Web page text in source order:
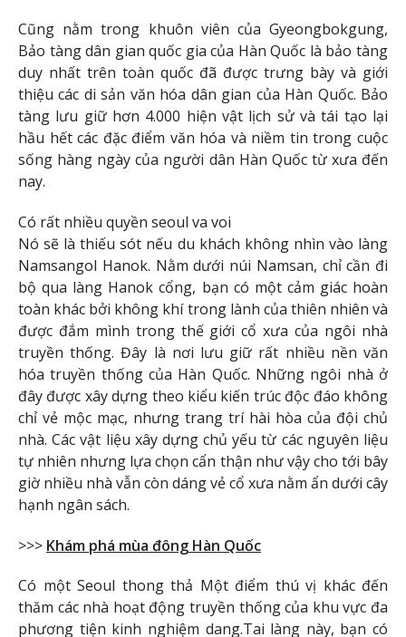
Cũng nằm trong khuôn viên của Gyeongbokgung,
Bảo tàng dân gian quốc gia của Hàn Quốc là bảo tàng
duy nhất trên toàn quốc đã được trưng bày và giới
thiệu các di sản văn hóa dân gian của Hàn Quốc. Bảo
tàng lưu giữ hơn 4.000 hiện vật lịch sử và tái tạo lại
hầu hết các đặc điểm văn hóa và niềm tin trong cuộc
sống hàng ngày của người dân Hàn Quốc từ xưa đến
nay.
Có rất nhiều quyền seoul va voi
Nó sẽ là thiếu sót nếu du khách không nhìn vào làng
Namsangol Hanok. Nằm dưới núi Namsan, chỉ cần đi
bộ qua làng Hanok cổng, bạn có một cảm giác hoàn
toàn khác bởi không khí trong lành của thiên nhiên và
được đắm mình trong thế giới cổ xưa của ngôi nhà
truyền thống. Đây là nơi lưu giữ rất nhiều nền văn
hóa truyền thống của Hàn Quốc. Những ngôi nhà ở
đây được xây dựng theo kiểu kiến ​​trúc độc đáo không
chỉ vẻ mộc mạc, nhưng trang trí hài hòa của đội chủ
nhà. Các vật liệu xây dựng chủ yếu từ các nguyên liệu
tự nhiên nhưng lựa chọn cẩn thận như vậy cho tới bây
giờ nhiều nhà vẫn còn dáng vẻ cổ xưa nằm ẩn dưới cây
hạnh ngân sách.
>>> Khám phá mùa đông Hàn Quốc
Có một Seoul thong thả Một điểm thú vị khác đến
thăm các nhà hoạt động truyền thống của khu vực đa
phương tiện kinh nghiệm dang.Tai làng này, bạn có